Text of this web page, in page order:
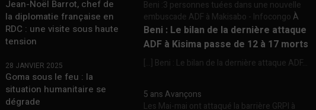
Jean-Noël Barrot, chef de
la diplomatie française en
RDC : une visite sous haute
tension
28 JANVIER 2025
Goma sous le feu : la
situation humanitaire se
dégrade
Beni :3 personnes tuées dans une nouvelle
embuscade ADF à Makisabo - InfocongoÀ
Beni : Le bilan de la dernière attaque
ADF à Kisima passe de 12 à 17 morts
[…] Beni : Le bilan de la dernière attaque ADF...
5 ans Avançons
Les Mai-mai ont attaqué la barrière GRPI à